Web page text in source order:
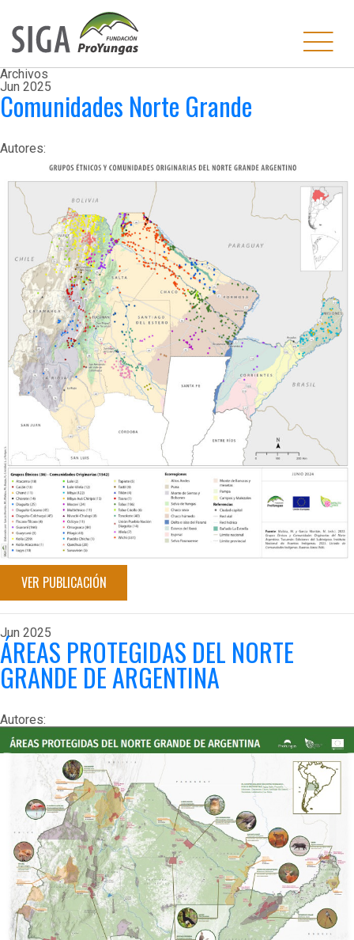
Archivos
Jun 2025
Comunidades Norte Grande
Autores:
VER PUBLICACIÓN
Jun 2025
ÁREAS PROTEGIDAS DEL NORTE
GRANDE DE ARGENTINA
Autores: